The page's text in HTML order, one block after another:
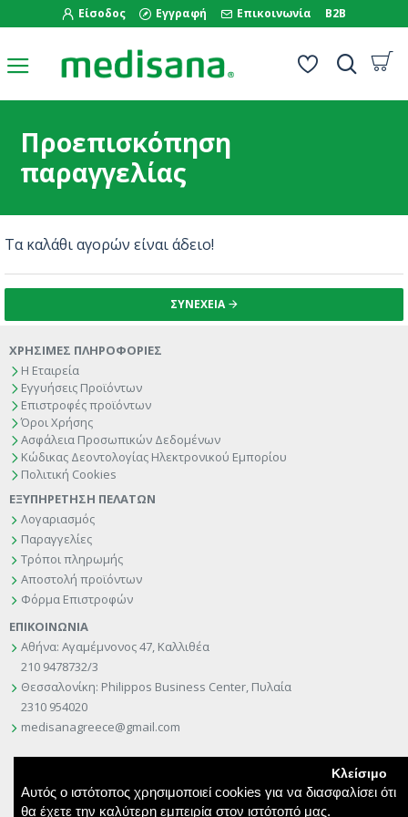
Αυτός ο ιστότοπος χρησιμοποιεί cookies για να διασφαλίσει ότι
θα έχετε την καλύτερη εμπειρία στον ιστότοπό μας.
Κλείσιμο
Είσοδος Εγγραφή Επικοινωνία B2B
Προεπισκόπηση
παραγγελίας
Τα καλάθι αγορών είναι άδειο!
ΣΥΝΈΧΕΙΑ
ΧΡΗΣΙΜΕΣ ΠΛΗΡΟΦΟΡΙΕΣ
Η Εταιρεία
Εγγυήσεις Προϊόντων
Επιστροφές προϊόντων
Όροι Χρήσης
Ασφάλεια Προσωπικών Δεδομένων
Κώδικας Δεοντολογίας Ηλεκτρονικού Εμπορίου
Πολιτική Cookies
ΕΞΥΠΗΡΕΤΗΣΗ ΠΕΛΑΤΩΝ
Λογαριασμός
Παραγγελίες
Τρόποι πληρωμής
Αποστολή προϊόντων
Φόρμα Επιστροφών
ΕΠΙΚΟΙΝΩΝΙΑ
Αθήνα: Αγαμέμνονος 47, Καλλιθέα
210 9478732/3
Θεσσαλονίκη: Philippos Business Center, Πυλαία
2310 954020
medisanagreece@gmail.com